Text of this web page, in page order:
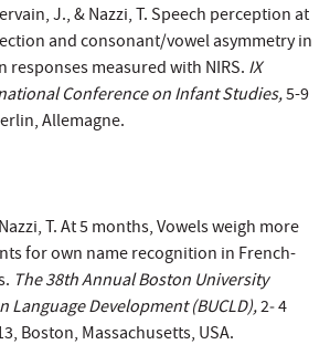
J., & Nazzi, T. Speech perception at
and consonant/vowel asymmetry in
responses measured with NIRS. IX
Conference on Infant Studies,5-9
Allemagne.
T. At 5 months, Vowels weigh more
for own name recognition in French-
The 38th Annual Boston University
Language Development (BUCLD),2‐ 4
Boston, Massachusetts, USA.